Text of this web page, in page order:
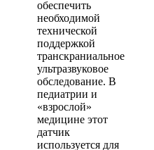
обеспечить
необходимой
технической
поддержкой
транскраниальное
ультразвуковое
обследование. В
педиатрии и
«взрослой»
медицине этот
датчик
используется для